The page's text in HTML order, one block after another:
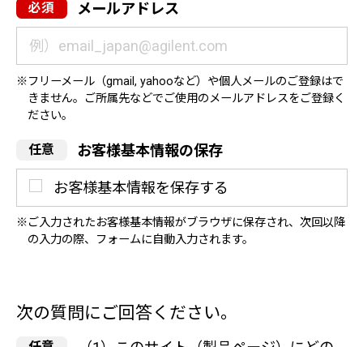
メールアドレス
フリーメール（gmail, yahooなど）や個人メールのご登録はで
きません。ご所属先などでご使用のメールアドレスをご登録く
ださい。
お客様基本情報の保存
お客様基本情報を保存する
ご入力されたお客様基本情報がブラウザに保存され、次回以降
の入力の際、フォームに自動入力されます。
次の質問にご回答ください。